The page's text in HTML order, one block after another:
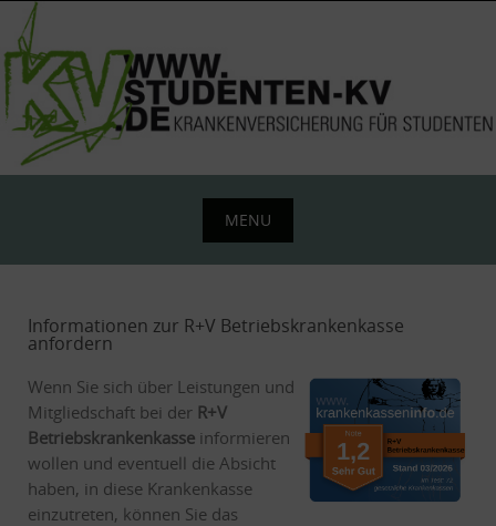
Skip
content
MENU
Skip
content
Informationen zur R+V Betriebskrankenkasse
anfordern
Wenn Sie sich über Leistungen und
Mitgliedschaft bei der R+V
Betriebskrankenkasse informieren
wollen und eventuell die Absicht
haben, in diese Krankenkasse
einzutreten, können Sie das